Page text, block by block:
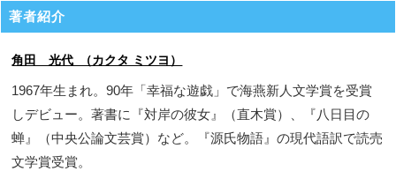
著者紹介
角田 光代 （カクタ ミツヨ）
1967年生まれ。90年「幸福な遊戯」で海燕新人文学賞を受賞
しデビュー。著書に『対岸の彼女』（直木賞）、『八日目の
蝉』（中央公論文芸賞）など。『源氏物語』の現代語訳で読売
文学賞受賞。